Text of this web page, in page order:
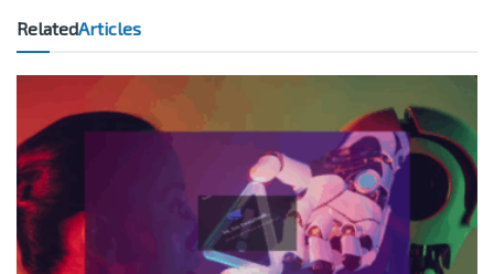
RelatedArticles